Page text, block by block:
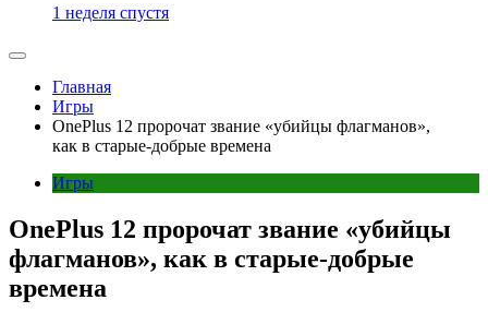
1 неделя спустя
Главная
Игры
OnePlus 12 пророчат звание «убийцы флагманов»,
как в старые-добрые времена
Игры
OnePlus 12 пророчат звание «убийцы
флагманов», как в старые-добрые
времена